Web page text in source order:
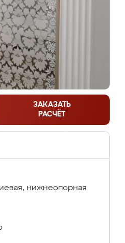
ЗАКАЗАТЬ
РАСЧЁТ
нижнеопорная